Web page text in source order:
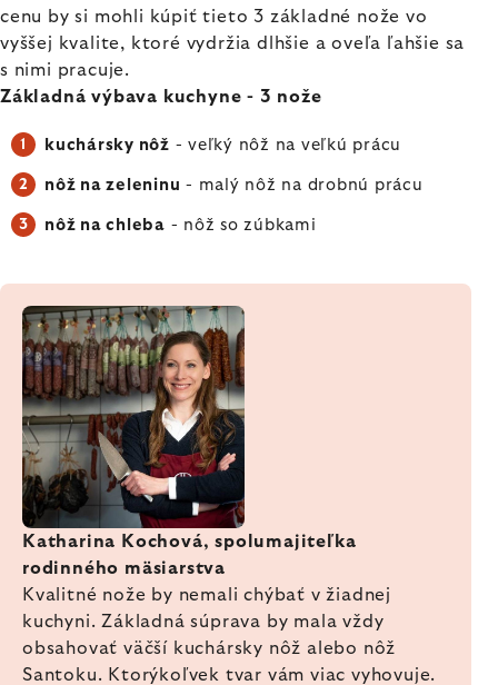
cenu by si mohli kúpiť tieto 3 základné nože vo
vyššej kvalite, ktoré vydržia dlhšie a oveľa ľahšie sa
s nimi pracuje.
Základná výbava kuchyne - 3 nože
kuchársky nôž - veľký nôž na veľkú prácu
nôž na zeleninu - malý nôž na drobnú prácu
nôž na chleba - nôž so zúbkami
Katharina Kochová, spolumajiteľka
rodinného mäsiarstva
Kvalitné nože by nemali chýbať v žiadnej
kuchyni. Základná súprava by mala vždy
obsahovať väčší kuchársky nôž alebo nôž
Santoku. Ktorýkoľvek tvar vám viac vyhovuje.